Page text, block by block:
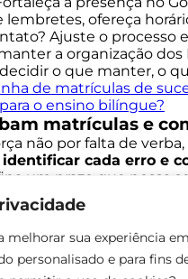
melhorar sua experiência em
personalisado e para fins
lembretes, ofereça
Ajuste o
a organização dos
o que manter, o
de matrículas de
o ensino bilíngue?
matrículas e
não por falta de
identificar cada erro e
um prazo que possa
essencial para não
quais são as
histórico, você
avaliações e responda
vindas e